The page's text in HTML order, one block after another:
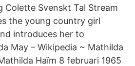
Svenskt Tal Stream
the young country girl
introduces her to
May – Wikipedia ~ Mathilda
Haïm 8 februari 1965